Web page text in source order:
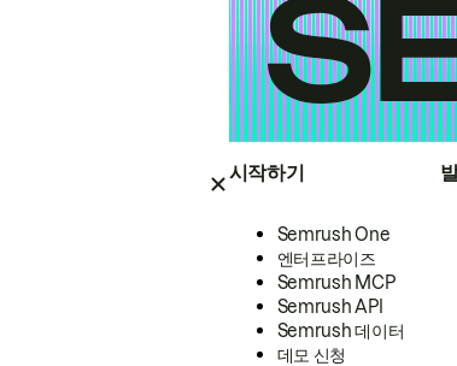
시작하기
Semrush One
엔터프라이즈
Semrush MCP
Semrush API
Semrush 데이터
데모 신청